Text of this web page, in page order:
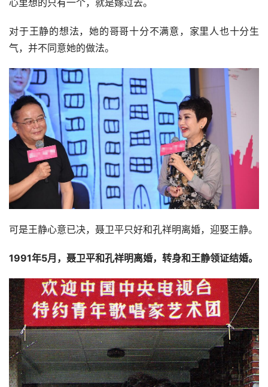
他索性和王静走得越来越近，还让她怀上了孩子，有了孩子
两人才醒悟过来发生了什么事。
聂卫平想要王静打掉孩子，可是她舍不得，再加上爱慕他，
心里想的只有一个，就是嫁过去。
对于王静的想法，她的哥哥十分不满意，家里人也十分生
气，并不同意她的做法。